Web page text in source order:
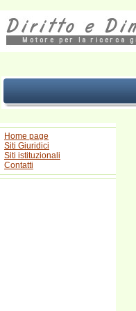
Home page
Siti Giuridici
Siti istituzionali
Contatti